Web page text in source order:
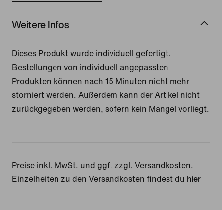
Weitere Infos
Dieses Produkt wurde individuell gefertigt.
Bestellungen von individuell angepassten
Produkten können nach 15 Minuten nicht mehr
storniert werden. Außerdem kann der Artikel nicht
zurückgegeben werden, sofern kein Mangel vorliegt.
Preise inkl. MwSt. und ggf. zzgl. Versandkosten.
Einzelheiten zu den Versandkosten findest du hier